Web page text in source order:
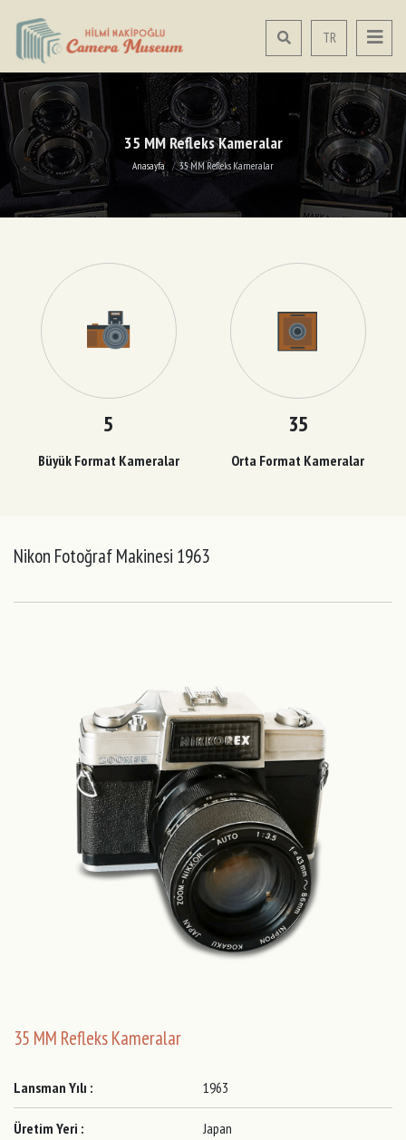
TR
35 MM Refleks Kameralar
Anasayfa 35 MM Refleks Kameralar
5
Büyük Format Kameralar
35
Orta Format Kameralar
Nikon Fotoğraf Makinesi 1963
35 MM Refleks Kameralar
Lansman Yılı : 1963
Üretim Yeri : Japan